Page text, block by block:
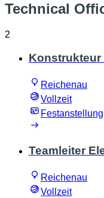
Technical
2
Konstrukteur
Reichenau
Vollzeit
Festanstellung
Teamleiter
Reichenau
Vollzeit